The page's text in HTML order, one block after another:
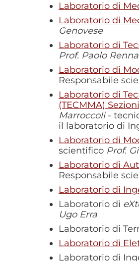
Laboratorio di
Laboratorio di
Genovese
Laboratorio di
Prof. Paolo Renna
Laboratorio di
Responsabile
Laboratorio di
(TECMMA)
Marroccoli-
il laboratorio di
Laboratorio di
scientifico Prof.
Laboratorio di
Responsabile
Laboratorio di
Laboratorio di
Ugo Erra
Laboratorio di
Laboratorio di
Laboratorio di